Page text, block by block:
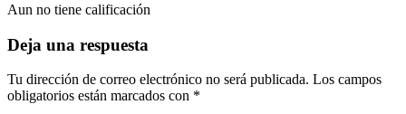
Aun no tiene calificación
Deja una respuesta
Tu dirección de correo electrónico no será publicada. Los campos
obligatorios están marcados con *